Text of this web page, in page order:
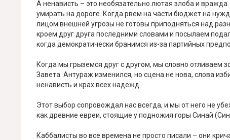
А ненависть – это необязательно лютая злоба и
умирать на дороге. Когда рвем на части бюджет на
лицом внешней угрозы не готовы приподняться над
кроем друг друга последними словами и посылаем
когда демократически бранимся из-за партийных
Когда мы грыземся друг с другом, мы словно отливаем
Завета. Антураж изменился, но сцена не нова, слова
ненависть и крах всех надежд.
Этот выбор сопровождал нас всегда, и мы от него не
как древние евреи, стоящие у подножия горы Синай
Каббалисты во все времена не просто писали – они